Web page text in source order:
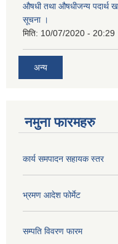
औषधी तथा औषधीजन्य पदार्थ
सूचना ।
मिति: 10/07/2020 - 20:29
अन्य
नमुना फारमहरु
कार्य समपादन सहायक स्तर
भ्रमण आदेश फोर्मेट
सम्पति विवरण फारम